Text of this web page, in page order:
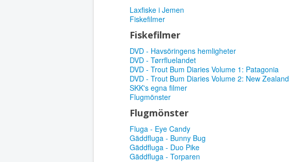
Laxfiske i Jemen
Fiskefilmer
Fiskefilmer
DVD - Havsöringens hemligheter
DVD - Tørrfluelandet
DVD - Trout Bum Diaries Volume 1: Patagonia
DVD - Trout Bum Diaries Volume 2: New Zealand
SKK's egna filmer
Flugmönster
Flugmönster
Fluga - Eye Candy
Gäddfluga - Bunny Bug
Gäddfluga - Duo Pike
Gäddfluga - Torparen